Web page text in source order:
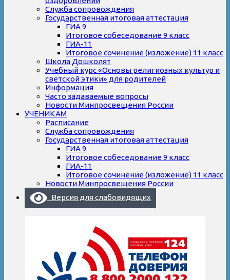
Служба сопровождения
Государственная итоговая аттестация
ГИА 9
Итоговое собеседование 9 класс
ГИА-11
Итоговое сочинение (изложение) 11 класс
Школа Дошколят
Учебный курс «Основы религиозных культур и
светской этики» для родителей
Информация
Часто задаваемые вопросы
Новости Минпросвещения России
УЧЕНИКАМ
Расписание
Служба сопровождения
Государственная итоговая аттестация
ГИА 9
Итоговое собеседование 9 класс
ГИА-11
Итоговое сочинение (изложение) 11 класс
Новости Минпросвещения России
Версия для слабовидящих